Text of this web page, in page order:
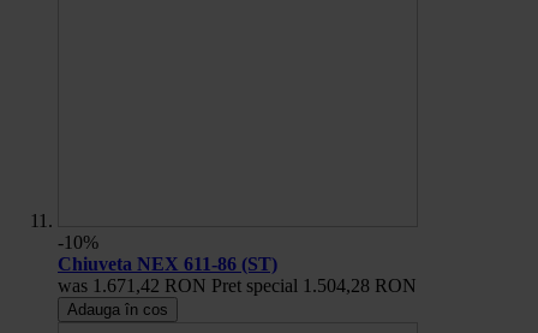
-10%
Chiuveta NEX 611-86 (ST)
was 1.671,42 RON Pret special 1.504,28 RON
Adauga în cos